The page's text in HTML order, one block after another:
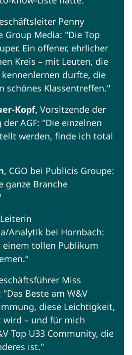
Penny
Group Media: "Die Top
Ein offener, ehrlicher
Kreis – mit Leuten, die
kennenlernen durfte, die
schönes Klassentreffen."
Kopf, Vorsitzende der
AGF: "Die einzelnen
werden, finde ich total
, CGO bei Publicis Groupe:
ganze Branche
Leiterin
Analytik bei Hornbach:
einem tollen Publikum
Miss
Beste am W&V
diese Leichtigkeit,
– und für mich
Top U33 Community, die
ist."